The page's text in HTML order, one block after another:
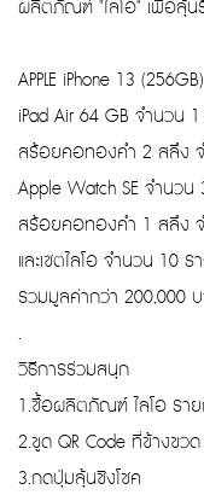
ผลิตภัณฑ์ "ไลโอ" เพื่อลุ้น
APPLE iPhone 13
iPad Air 64 GB จำนวน
สร้อยคอทองคำ 2 สลึง
Apple Watch SE จำนวน
สร้อยคอทองคำ 1 สลึง
และเซตไลโอ จำนวน 10 ร
รวมมูลค่ากว่า 200,000
.
วิธีการร่วมสนุก
1.ซื้อผลิตภัณฑ์ ไลโอ ราย
2.ขูด QR Code ที่ข้างข
3.กดปุ่มลุ้นชิงโชค